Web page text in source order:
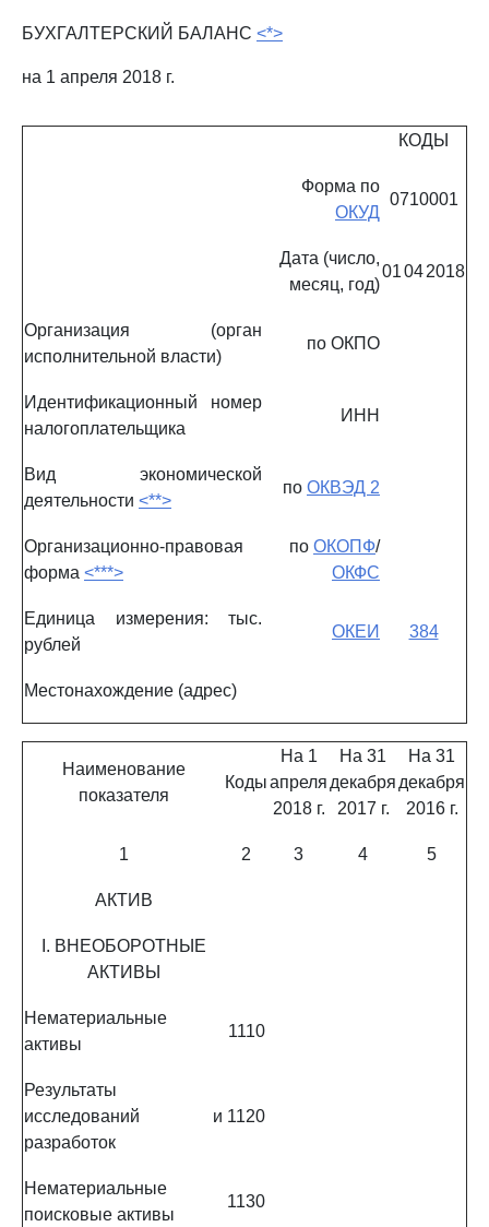
БУХГАЛТЕРСКИЙ БАЛАНС <*>
на 1 апреля 2018 г.
КОДЫ
Форма по
ОКУД
0710001
Дата (число,
месяц, год)
01042018
Организация (орган
исполнительной власти)
по ОКПО
Идентификационный номер
налогоплательщика
ИНН
Вид экономической
деятельности <**>
по ОКВЭД 2
Организационно-правовая
форма <***>
по ОКОПФ/
ОКФС
Единица измерения: тыс.
рублей
ОКЕИ 384
Местонахождение (адрес)
Наименование
показателя
Коды
На 1
апреля
2018 г.
На 31
декабря
2017 г.
На 31
декабря
2016 г.
1 2 3 4 5
АКТИВ
I. ВНЕОБОРОТНЫЕ
АКТИВЫ
Нематериальные
активы
1110
Результаты
исследований и
разработок
1120
Нематериальные
поисковые активы
1130